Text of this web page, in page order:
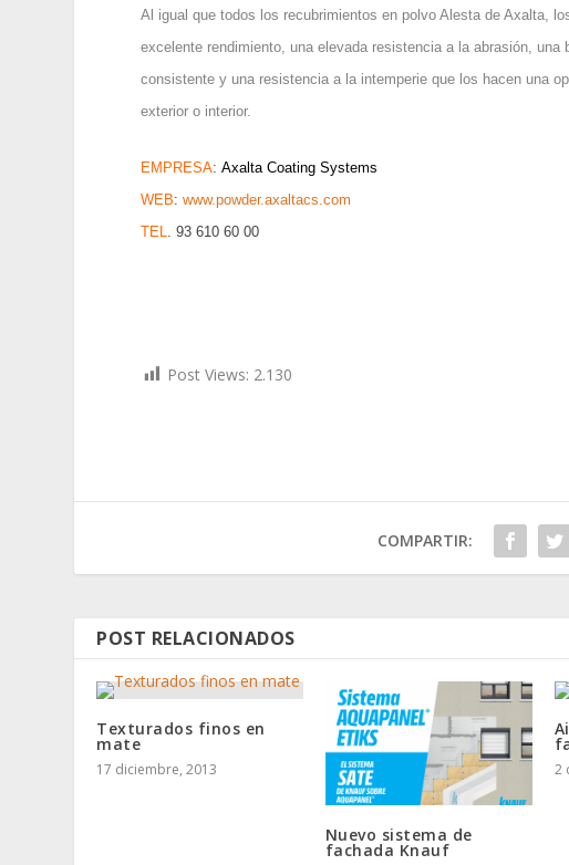
Al igual que todos los recubrimientos en polvo Alesta de Axalta,
excelente rendimiento, una elevada resistencia a la abrasión,
consistente y una resistencia a la intemperie que los hacen una
exterior o interior.
EMPRESA: Axalta Coating Systems
WEB:www.powder.axaltacs.com
TEL. 93 610 60 00
Post Views: 2.130
COMPARTIR:
POST RELACIONADOS
Texturados finos en
mate
17 diciembre, 2013
Nuevo sistema de
fachada Knauf
2